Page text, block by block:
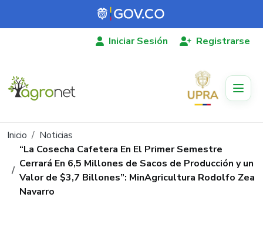
Pasar al contenido principal
Iniciar Sesión Registrarse
Ruta de navegación
Inicio
Noticias
“La Cosecha Cafetera En El Primer Semestre
Cerrará En 6,5 Millones de Sacos de Producción y un
Valor de $3,7 Billones”: MinAgricultura Rodolfo Zea
Navarro